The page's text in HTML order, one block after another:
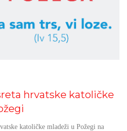
hrvatske katoličke
katoličke mladeži u Požegi na